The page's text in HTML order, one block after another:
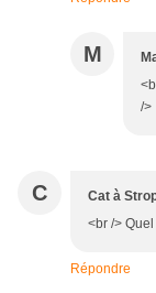
M
/>
C Cat à
<br />
Répondre